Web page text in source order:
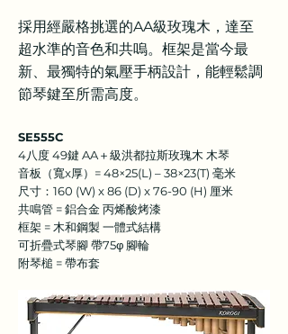
採用經嚴格挑選的AA級玫瑰木，達至
超水準的音色和共嗚。框架是當今最
新、最獨特的氣壓手柄設計，能輕鬆調
節琴鍵至所需高度。
SE555C
4八度 49鍵 AA＋級洪都拉斯玫瑰木 木琴
音板（寬x厚）= 48×25(L) – 38×23(T) 毫米
尺寸：160 (W) x 86 (D) x 76-90 (H) 厘米
共鳴管 = 鋁合金 丙烯酸烤漆
框架 = 木和鋼製 一體式結構
可折疊式琴腳 帶75φ 腳輪
附琴槌 = 帶布套